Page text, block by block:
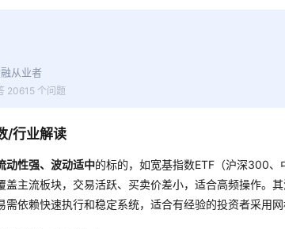
从业者
20615 个问题
/行业解读
动性强、波动适中的标的，如宽基指数ETF（沪深300
盖主流板块，交易活跃、买卖价差小，适合高频操作。
需依赖快速执行和稳定系统，适合有经验的投资者采用网